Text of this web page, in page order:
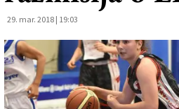
Še
Vreme
V Kioskih
29. mar. 2018 | 19:03